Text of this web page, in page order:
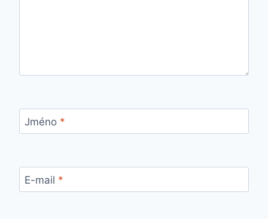
Jméno *
E-mail *